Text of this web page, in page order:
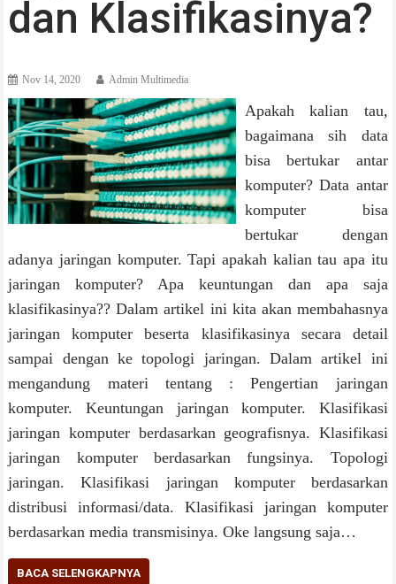
dan Klasifikasinya?
Nov 14, 2020 Admin Multimedia
Apakah kalian tau,
bagaimana sih data
bisa bertukar antar
komputer? Data antar
komputer bisa
bertukar dengan
adanya jaringan komputer. Tapi apakah kalian tau apa itu
jaringan komputer? Apa keuntungan dan apa saja
klasifikasinya?? Dalam artikel ini kita akan membahasnya
jaringan komputer beserta klasifikasinya secara detail
sampai dengan ke topologi jaringan. Dalam artikel ini
mengandung materi tentang : Pengertian jaringan
komputer. Keuntungan jaringan komputer. Klasifikasi
jaringan komputer berdasarkan geografisnya. Klasifikasi
jaringan komputer berdasarkan fungsinya. Topologi
jaringan. Klasifikasi jaringan komputer berdasarkan
distribusi informasi/data. Klasifikasi jaringan komputer
berdasarkan media transmisinya. Oke langsung saja…
BACA SELENGKAPNYA